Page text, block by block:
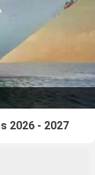
2026 - 2027